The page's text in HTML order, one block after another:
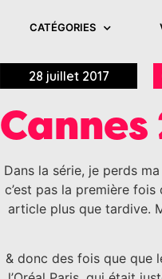
CATÉGORIES
28 juillet 2017
Cannes
Dans la série, je perds
c’est pas la première
article plus que tardive.
& donc des fois que que